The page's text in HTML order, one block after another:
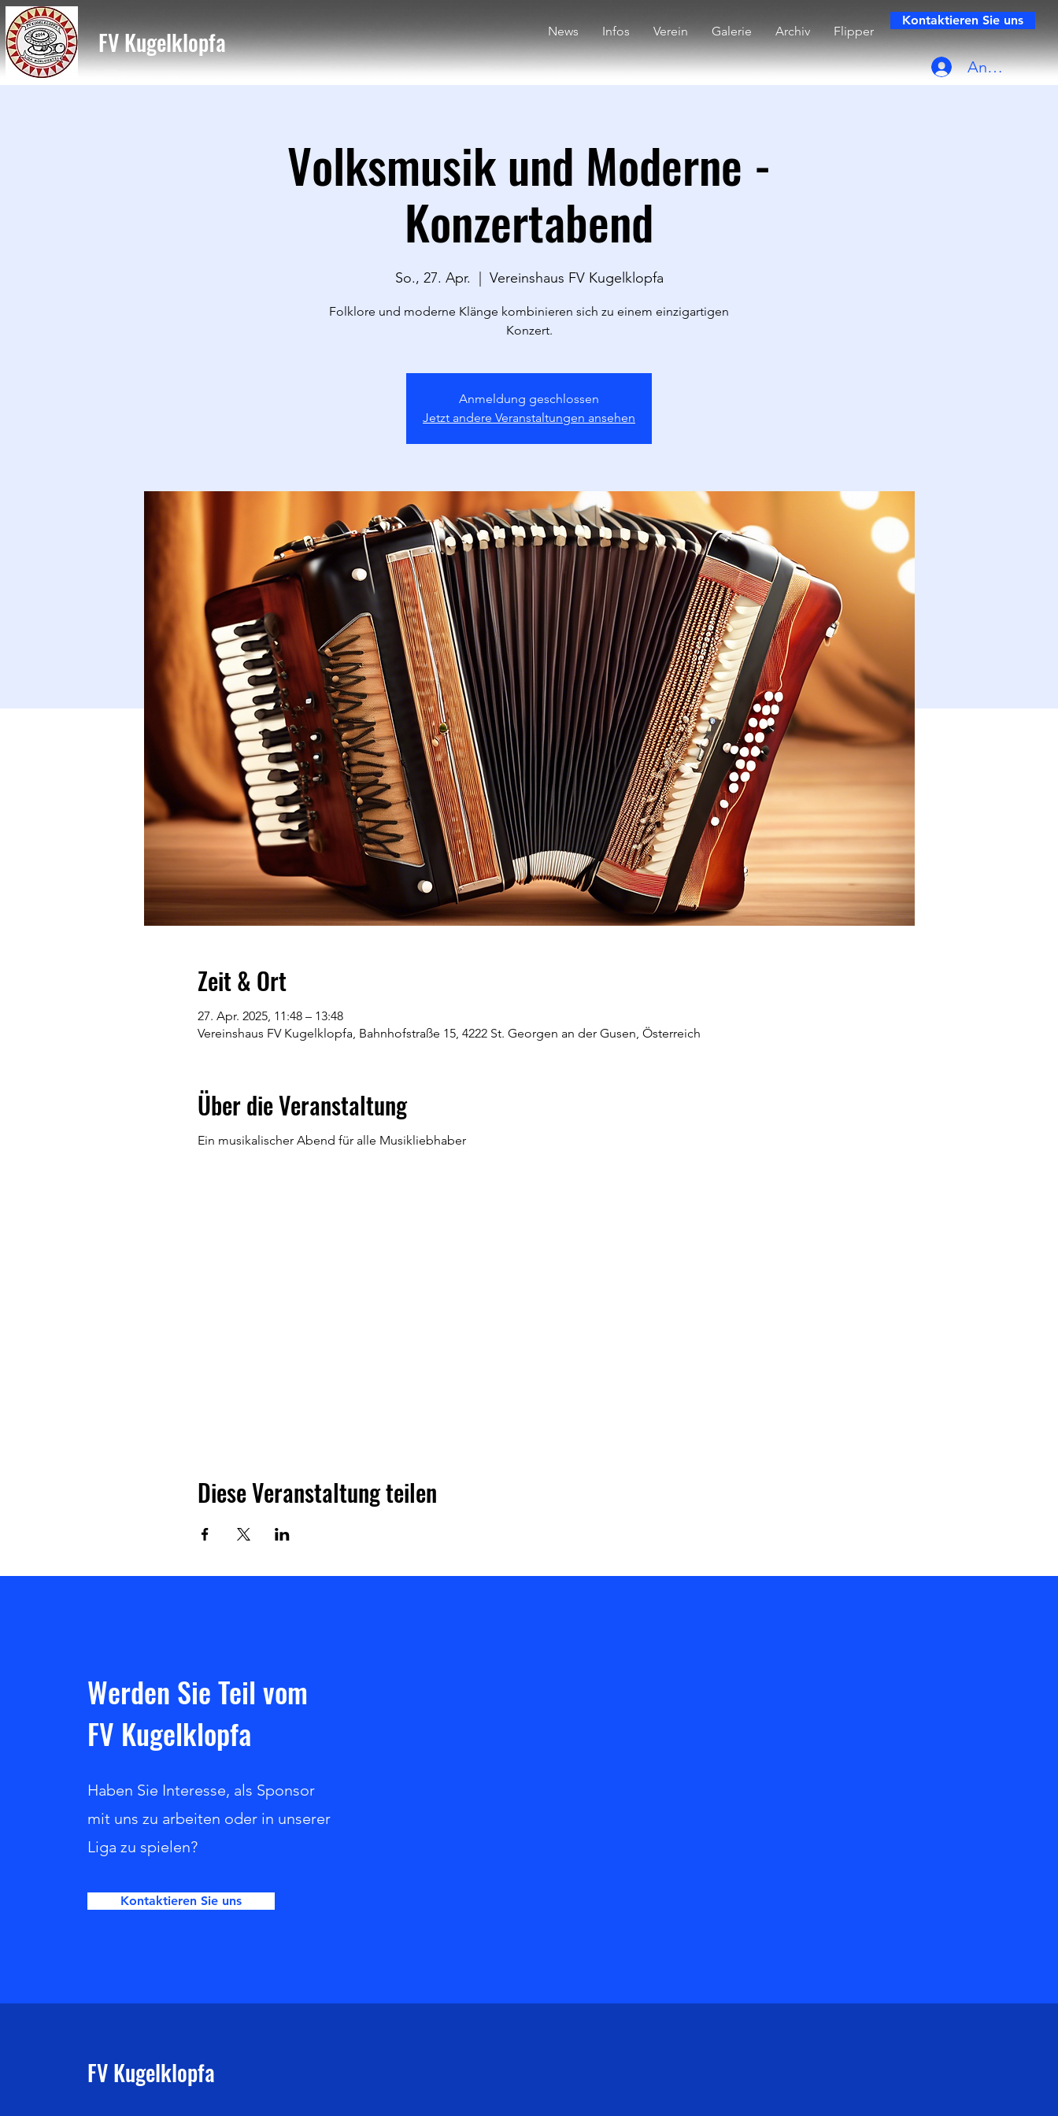
FV Kugelklopfa News Infos Verein Galerie Archiv Flipper
Kontaktieren Sie uns
Anmelden
Volksmusik und Moderne -
Konzertabend
So., 27. Apr. Vereinshaus FV Kugelklopfa
Folklore und moderne Klänge kombinieren sich zu einem einzigartigen
Konzert.
Anmeldung geschlossen
Jetzt andere Veranstaltungen ansehen
Zeit & Ort
27. Apr. 2025, 11:48 – 13:48
Vereinshaus FV Kugelklopfa, Bahnhofstraße 15, 4222 St. Georgen an der Gusen, Österreich
Über die Veranstaltung
Ein musikalischer Abend für alle Musikliebhaber
Diese Veranstaltung teilen
Werden Sie Teil vom
FV Kugelklopfa
Haben Sie Interesse, als Sponsor
mit uns zu arbeiten oder in unserer
Liga zu spielen?
Kontaktieren Sie uns
FV Kugelklopfa